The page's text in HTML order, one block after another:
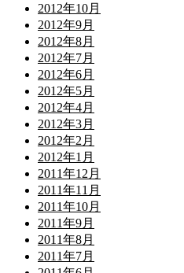
2012年10月
2012年9月
2012年8月
2012年7月
2012年6月
2012年5月
2012年4月
2012年3月
2012年2月
2012年1月
2011年12月
2011年11月
2011年10月
2011年9月
2011年8月
2011年7月